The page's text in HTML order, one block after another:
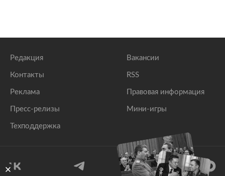
Редакция
Контакты
Реклама
Пресс-релизы
Техподдержка
Вакансии
RSS
Правовая информация
Мини-игры